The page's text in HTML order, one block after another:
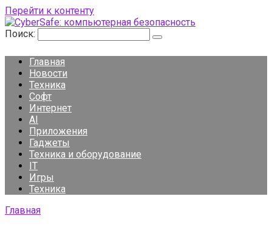
Перейти к контенту
Поиск:
Главная
Новости
Техника
Софт
Интернет
AI
Приложения
Гаджеты
Техника и оборудование
IT
Игры
Техника
Главная